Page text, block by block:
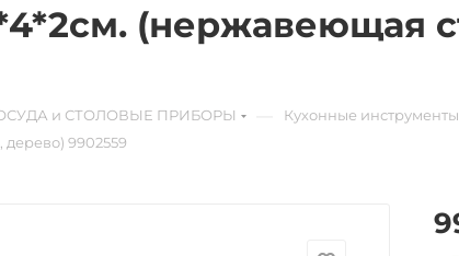
(нержавеющая
и СТОЛОВЫЕ ПРИБОРЫ Кухонные
9902559